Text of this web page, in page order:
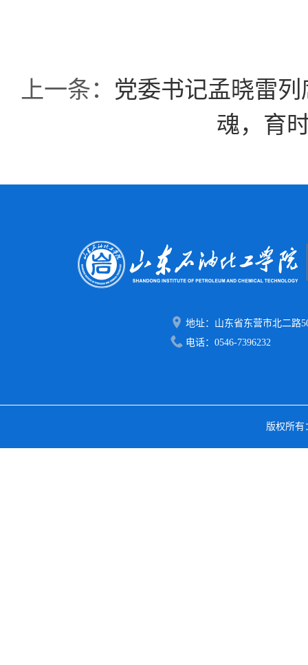
上一条： 党委书记孟晓雷
魂，育
地址：山东省东营市北二路
电话：0546-7396232
版权所